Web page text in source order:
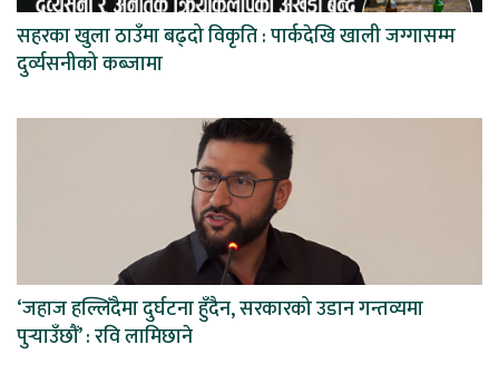
सहरका खुला ठाउँमा बढ्दो विकृति : पार्कदेखि खाली जग्गासम्म
दुर्व्यसनीको कब्जामा
‘जहाज हल्लिँदैमा दुर्घटना हुँदैन, सरकारको उडान गन्तव्यमा
पुर्‍याउँछौं’ : रवि लामिछाने